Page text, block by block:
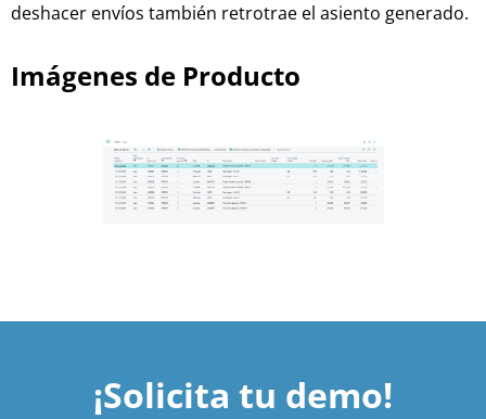
deshacer envíos también retrotrae el asiento generado.
Imágenes de Producto
¡Solicita tu demo!